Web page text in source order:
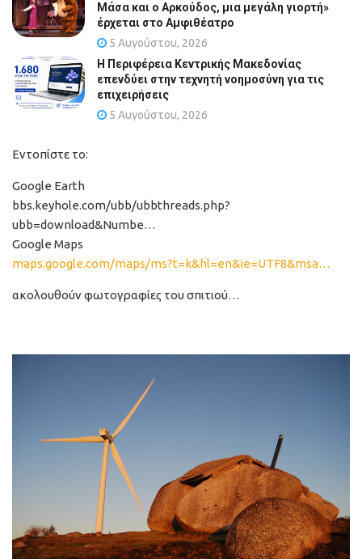
Μάσα και ο Αρκούδος, μια μεγάλη γιορτή»
έρχεται στο Αμφιθέατρο
5 Αυγούστου, 2026
Η Περιφέρεια Κεντρικής Μακεδονίας
επενδύει στην τεχνητή νοημοσύνη για τις
επιχειρήσεις
5 Αυγούστου, 2026
Εντοπίστε το:
Google Earth
bbs.keyhole.com/ubb/ubbthreads.php?
ubb=download&Numbe…
Google Maps
maps.google.com/maps/ms?t=k&hl=en&ie=UTF8&msa…
ακολουθούν φωτογραφίες του σπιτιού…